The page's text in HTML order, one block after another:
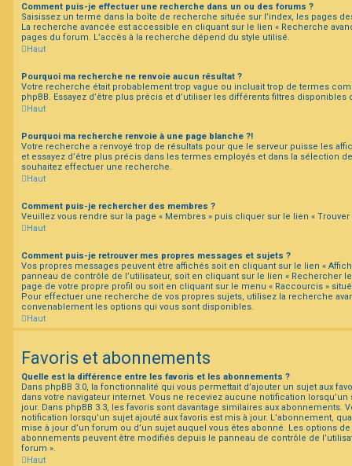
Comment puis-je effectuer une recherche dans un ou des forums ?
Saisissez un terme dans la boîte de recherche située sur l’index, les pages
La recherche avancée est accessible en cliquant sur le lien « Recherche
pages du forum. L’accès à la recherche dépend du style utilisé.
Haut
Pourquoi ma recherche ne renvoie aucun résultat ?
Votre recherche était probablement trop vague ou incluait trop de termes
phpBB. Essayez d’être plus précis et d’utiliser les différents filtres
Haut
Pourquoi ma recherche renvoie à une page blanche ?!
Votre recherche a renvoyé trop de résultats pour que le serveur puisse les
et essayez d’être plus précis dans les termes employés et dans la sélection
souhaitez effectuer une recherche.
Haut
Comment puis-je rechercher des membres ?
Veuillez vous rendre sur la page « Membres » puis cliquer sur le lien «
Haut
Comment puis-je retrouver mes propres messages et sujets ?
Vos propres messages peuvent être affichés soit en cliquant sur le lien «
panneau de contrôle de l’utilisateur, soit en cliquant sur le lien « Rechercher
page de votre propre profil ou soit en cliquant sur le menu « Raccourcis »
Pour effectuer une recherche de vos propres sujets, utilisez la recherche
convenablement les options qui vous sont disponibles.
Haut
Favoris et abonnements
Quelle est la différence entre les favoris et les abonnements ?
Dans phpBB 3.0, la fonctionnalité qui vous permettait d’ajouter un sujet aux
dans votre navigateur internet. Vous ne receviez aucune notification lorsqu’un
jour. Dans phpBB 3.3, les favoris sont davantage similaires aux abonnements.
notification lorsqu’un sujet ajouté aux favoris est mis à jour. L’abonnement,
mise à jour d’un forum ou d’un sujet auquel vous êtes abonné. Les options
abonnements peuvent être modifiés depuis le panneau de contrôle de
forum ».
Haut